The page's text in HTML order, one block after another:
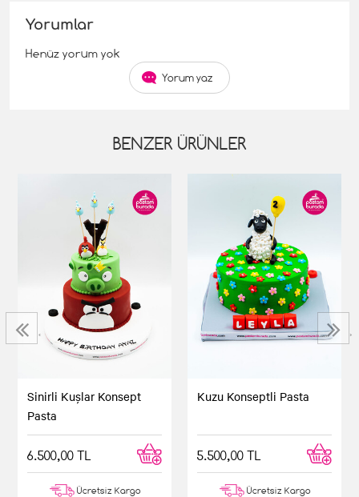
Yorumlar
Henüz yorum yok
Yorum yaz
BENZER ÜRÜNLER
Sinirli Kuşlar Konsept
Pasta
6.500,00 TL
Ücretsiz Kargo
Kuzu Konseptli Pasta
5.500,00 TL
Ücretsiz Kargo
‹ ›